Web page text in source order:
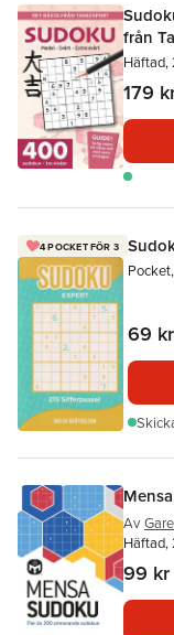
från
179
4 POCKET FÖR 3
69 kr
Av
99 kr